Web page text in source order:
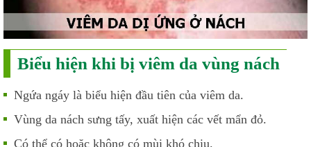
Biểu hiện khi bị viêm da vùng nách
Ngứa ngáy là biểu hiện đầu tiên của viêm da.
Vùng da nách sưng tấy, xuất hiện các vết mẩn đỏ.
Có thể có hoặc không có mùi khó chịu.